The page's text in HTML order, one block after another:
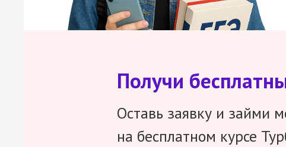
Получи
Оставь заявку и займи
на бесплатном курсе